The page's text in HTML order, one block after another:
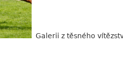
Galerii z těsného